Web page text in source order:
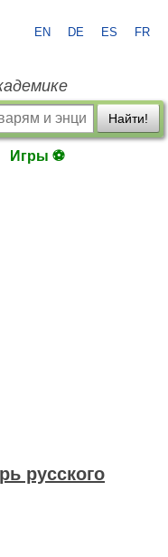
EN DE ES FR
Найти!
Игры ⚽
русского